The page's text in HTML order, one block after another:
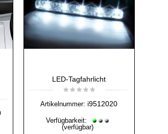
LED-Tagfahrlicht
Artikelnummer: i9512020
Verfügbarkeit:
(verfügbar)